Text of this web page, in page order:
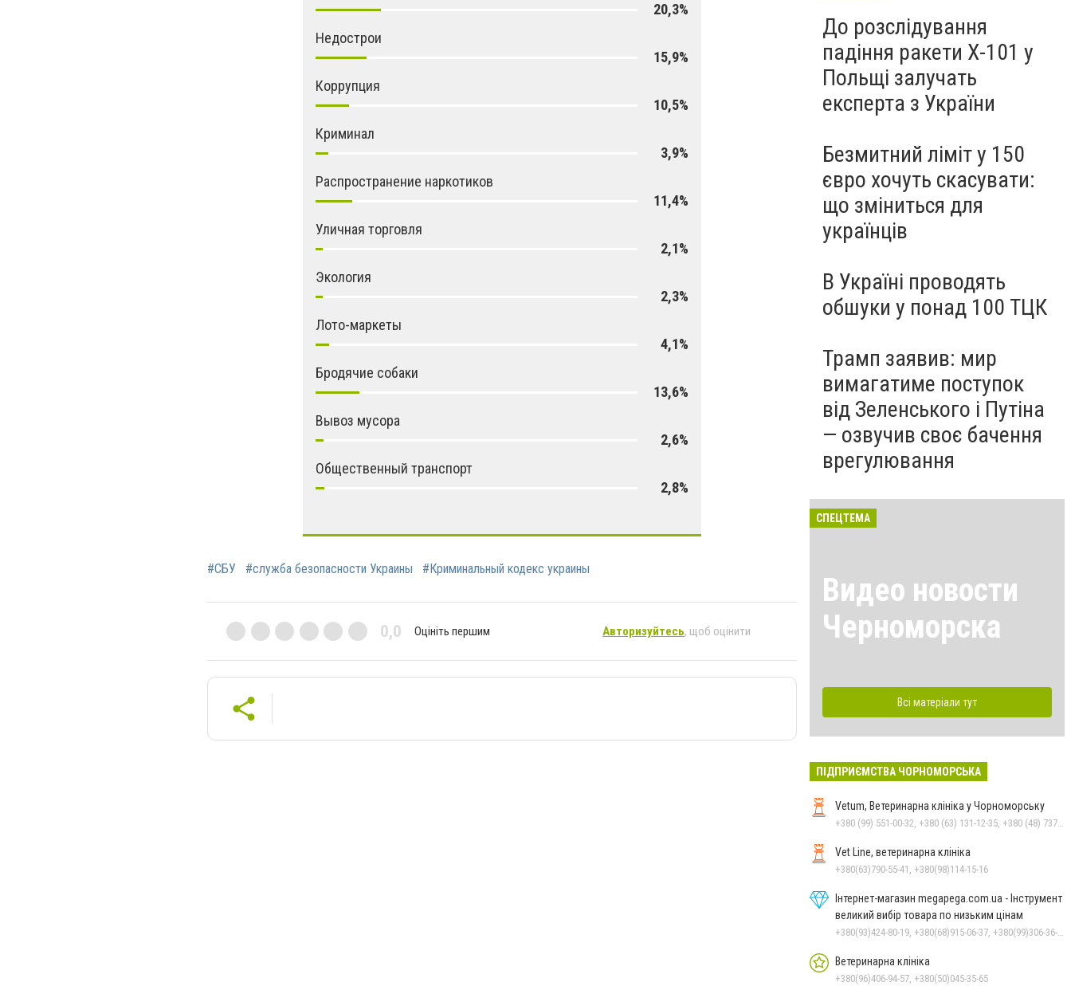
20,3%
Недострои
15,9%
Коррупция
10,5%
Криминал
3,9%
Распространение наркотиков
11,4%
Уличная торговля
2,1%
Экология
2,3%
Лото-маркеты
4,1%
Бродячие собаки
13,6%
Вывоз мусора
2,6%
Общественный транспорт
2,8%
#СБУ #служба безопасности Украины #Криминальный кодекс украины
0,0 Оцініть першим Авторизуйтесь, щоб оцінити
До розслідування
падіння ракети Х-101 у
Польщі залучать
експерта з України
Безмитний ліміт у 150
євро хочуть скасувати:
що зміниться для
українців
В Україні проводять
обшуки у понад 100 ТЦК
Трамп заявив: мир
вимагатиме поступок
від Зеленського і Путіна
— озвучив своє бачення
врегулювання
СПЕЦТЕМА
Видео новости
Черноморска
Всі матеріали тут
ПІДПРИЄМСТВА ЧОРНОМОРСЬКА
Vetum, Ветеринарна клініка у Чорноморську
Vet Line, ветеринарна клініка
+380(63)790-55-41, +380(98)114-15-16
Інтернет-магазин megapega.com.ua - Інструмент
великий вибір товара по низьким цінам
Ветеринарна клініка
+380(96)406-94-57, +380(50)045-35-65